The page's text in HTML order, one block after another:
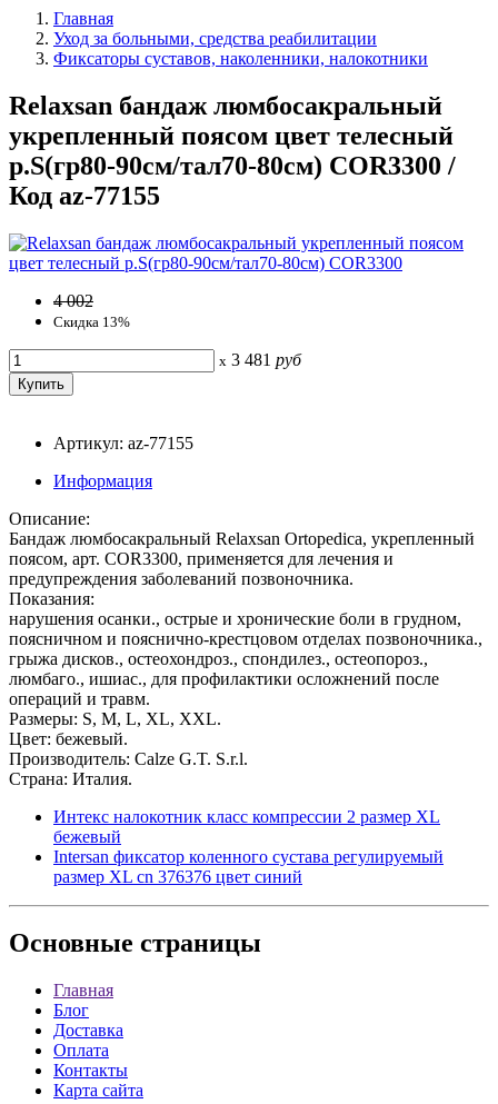
Главная
Уход за больными, средства реабилитации
Фиксаторы суставов, наколенники, налокотники
Relaxsan бандаж люмбосакральный
укрепленный поясом цвет телесный
р.S(гр80-90см/тал70-80см) COR3300 /
Код az-77155
4 002
Скидка 13%
x 3 481 руб
Артикул: az-77155
Информация
Описание:
Бандаж люмбосакральный Relaxsan Ortopedica, укрепленный
поясом, арт. COR3300, применяется для лечения и
предупреждения заболеваний позвоночника.
Показания:
нарушения осанки., острые и хронические боли в грудном,
поясничном и пояснично-крестцовом отделах позвоночника.,
грыжа дисков., остеохондроз., спондилез., остеопороз.,
люмбаго., ишиас., для профилактики осложнений после
операций и травм.
Размеры: S, M, L, XL, XXL.
Цвет: бежевый.
Производитель: Calze G.T. S.r.l.
Страна: Италия.
Интекс налокотник класс компрессии 2 размер XL
бежевый
Intersan фиксатор коленного сустава регулируемый
размер XL cn 376376 цвет синий
Основные страницы
Главная
Блог
Доставка
Оплата
Контакты
Карта сайта